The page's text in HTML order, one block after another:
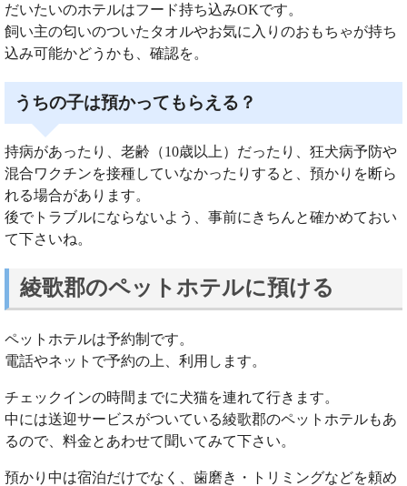
だいたいのホテルはフード持ち込みOKです。
飼い主の匂いのついたタオルやお気に入りのおもちゃが持ち
込み可能かどうかも、確認を。
うちの子は預かってもらえる？
持病があったり、老齢（10歳以上）だったり、狂犬病予防や
混合ワクチンを接種していなかったりすると、預かりを断ら
れる場合があります。
後でトラブルにならないよう、事前にきちんと確かめておい
て下さいね。
綾歌郡のペットホテルに預ける
ペットホテルは予約制です。
電話やネットで予約の上、利用します。
チェックインの時間までに犬猫を連れて行きます。
中には送迎サービスがついている綾歌郡のペットホテルもあ
るので、料金とあわせて聞いてみて下さい。
預かり中は宿泊だけでなく、歯磨き・トリミングなどを頼め